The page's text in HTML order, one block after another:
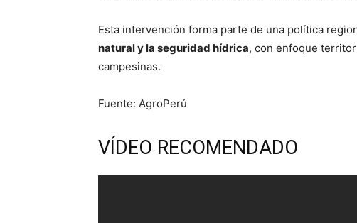
Esta intervención forma parte de una política
natural y la seguridad hídrica, con enfoque
campesinas.
Fuente: AgroPerú
VÍDEO RECOMENDADO